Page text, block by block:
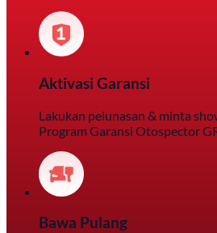
Aktivasi Garansi
Lakukan pelunasan & minta
Program Garansi Otospector
Bawa Pulang